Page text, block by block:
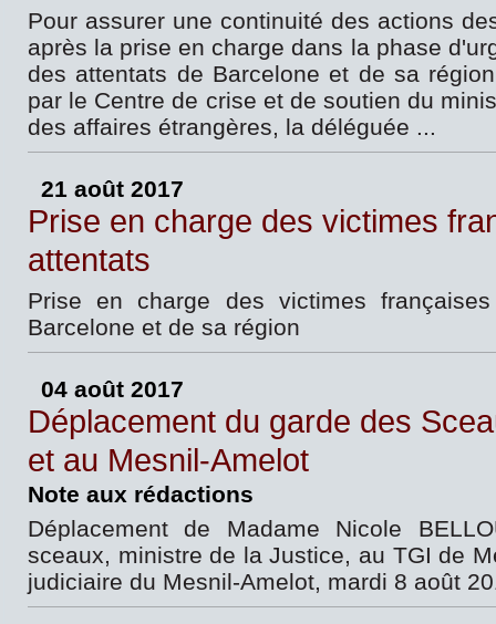
Pour assurer une continuité des actions
après la prise en charge dans la phase
des attentats de Barcelone et de sa
par le Centre de crise et de soutien du
des affaires étrangères, la déléguée ...
21 août 2017
Prise en charge des victimes
attentats
Prise en charge des victimes
Barcelone et de sa région
04 août 2017
Déplacement du garde des
et au Mesnil-Amelot
Note aux rédactions
Déplacement de Madame Nicole
sceaux, ministre de la Justice, au TGI de
judiciaire du Mesnil-Amelot, mardi 8 août